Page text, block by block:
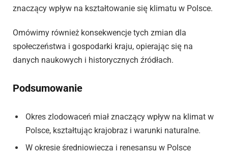
znaczący wpływ na kształtowanie się klimatu w Polsce.
Omówimy również konsekwencje tych zmian dla
społeczeństwa i gospodarki kraju, opierając się na
danych naukowych i historycznych źródłach.
Podsumowanie
Okres zlodowaceń miał znaczący wpływ na klimat w
Polsce, kształtując krajobraz i warunki naturalne.
W okresie średniowiecza i renesansu w Polsce